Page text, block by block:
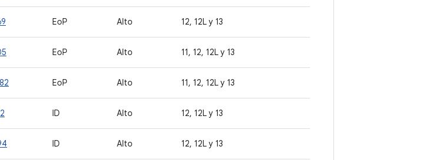
EoP Alto 12, 12L y 13
EoP Alto 11, 12, 12L y 13
EoP Alto 11, 12, 12L y 13
ID Alto 12, 12L y 13
ID Alto 12, 12L y 13